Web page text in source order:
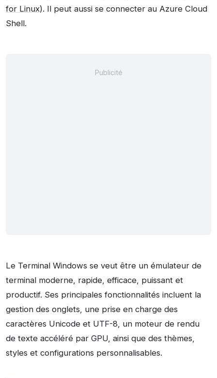
for Linux). Il peut aussi se connecter au Azure Cloud
Shell.
Le Terminal Windows se veut être un émulateur de
terminal moderne, rapide, efficace, puissant et
productif. Ses principales fonctionnalités incluent la
gestion des onglets, une prise en charge des
caractères Unicode et UTF-8, un moteur de rendu
de texte accéléré par GPU, ainsi que des thèmes,
styles et configurations personnalisables.